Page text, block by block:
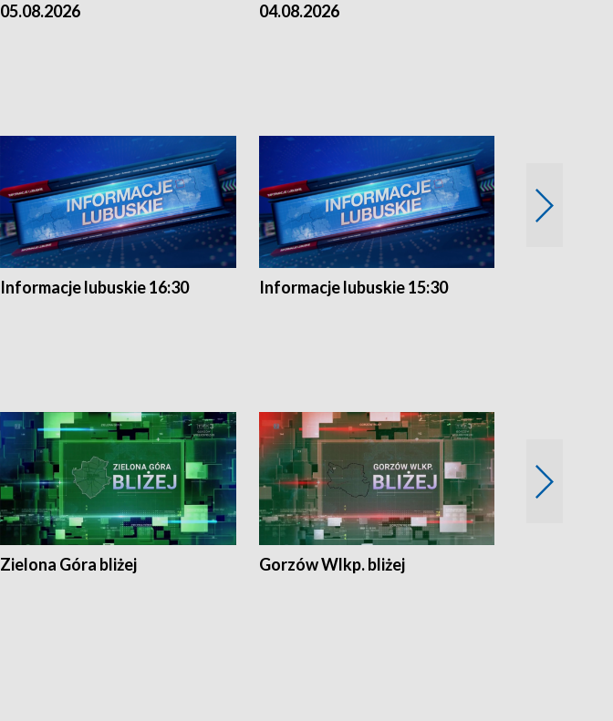
05.08.2026 04.08.2026
Informacje lubuskie 16:30 Informacje lubuskie 15:30
Zielona Góra bliżej Gorzów Wlkp. bliżej